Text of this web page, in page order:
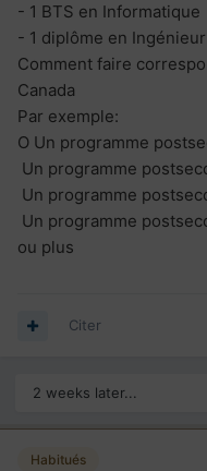
- 1 BTS en Informatique
- 1 diplôme en
Comment faire
Canada
Par exemple:
O Un programme
Un programme
Un programme
Un programme
ou plus
Citer
2 weeks later...
Habitués